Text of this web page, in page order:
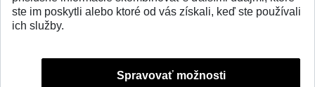
ste im poskytli alebo ktoré od vás získali, keď ste používali
ich služby.
Spravovať možnosti